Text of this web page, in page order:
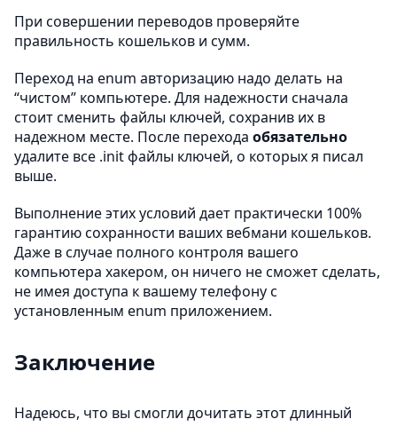
При совершении переводов проверяйте
правильность кошельков и сумм.
Переход на enum авторизацию надо делать на
“чистом” компьютере. Для надежности сначала
стоит сменить файлы ключей, сохранив их в
надежном месте. После перехода обязательно
удалите все .init файлы ключей, о которых я писал
выше.
Выполнение этих условий дает практически 100%
гарантию сохранности ваших вебмани кошельков.
Даже в случае полного контроля вашего
компьютера хакером, он ничего не сможет сделать,
не имея доступа к вашему телефону с
установленным enum приложением.
Заключение
Надеюсь, что вы смогли дочитать этот длинный